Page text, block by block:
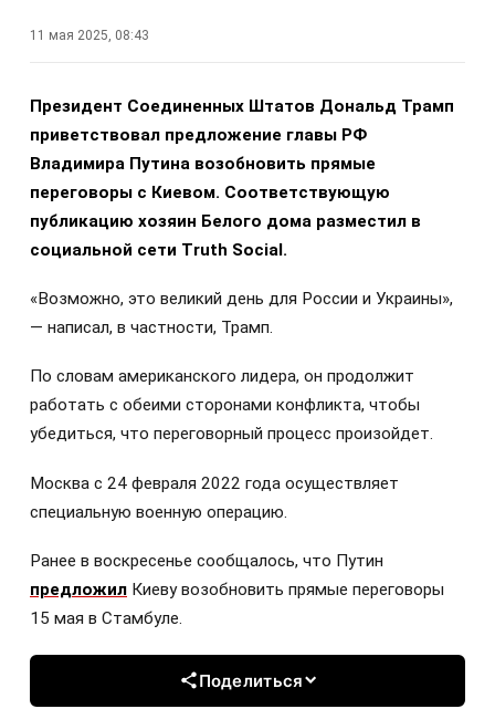
11 мая 2025, 08:43
Президент Соединенных Штатов Дональд Трамп
приветствовал предложение главы РФ
Владимира Путина возобновить прямые
переговоры с Киевом. Соответствующую
публикацию хозяин Белого дома разместил в
социальной сети Truth Social.
«Возможно, это великий день для России и Украины»,
— написал, в частности, Трамп.
По словам американского лидера, он продолжит
работать с обеими сторонами конфликта, чтобы
убедиться, что переговорный процесс произойдет.
Москва с 24 февраля 2022 года осуществляет
специальную военную операцию.
Ранее в воскресенье сообщалось, что Путин
предложил Киеву возобновить прямые переговоры
15 мая в Стамбуле.
Поделиться